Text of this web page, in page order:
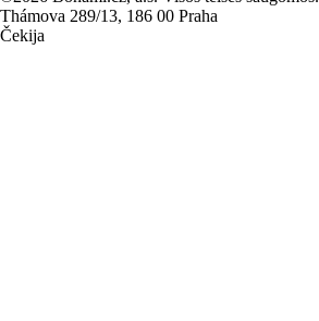
Thámova 289/13, 186 00 Praha
Čekija